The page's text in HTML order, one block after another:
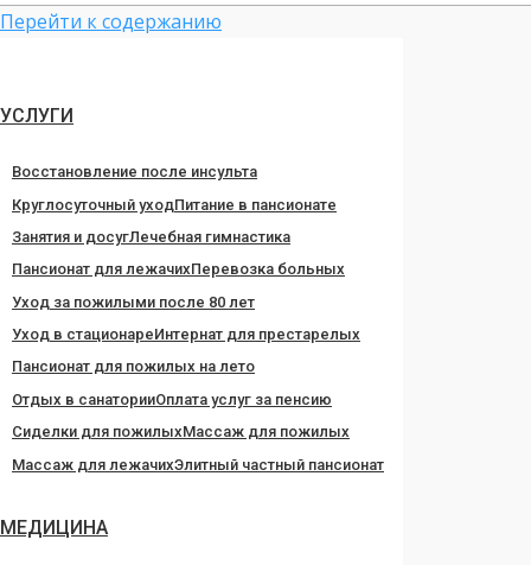
Перейти к содержанию
УСЛУГИ
Восстановление после инсульта
Круглосуточный уходПитание в пансионате
Занятия и досугЛечебная гимнастика
Пансионат для лежачихПеревозка больных
Уход за пожилыми после 80 лет
Уход в стационареИнтернат для престарелых
Пансионат для пожилых на лето
Отдых в санаторииОплата услуг за пенсию
Сиделки для пожилыхМассаж для пожилых
Массаж для лежачихЭлитный частный пансионат
МЕДИЦИНА